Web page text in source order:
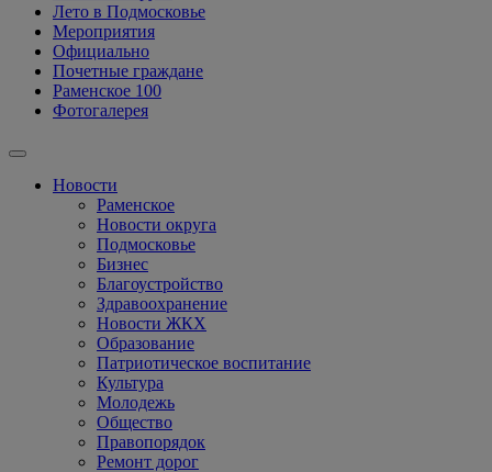
Лето в Подмосковье
Мероприятия
Официально
Почетные граждане
Раменское 100
Фотогалерея
Новости
Раменское
Новости округа
Подмосковье
Бизнес
Благоустройство
Здравоохранение
Новости ЖКХ
Образование
Патриотическое воспитание
Культура
Молодежь
Общество
Правопорядок
Ремонт дорог